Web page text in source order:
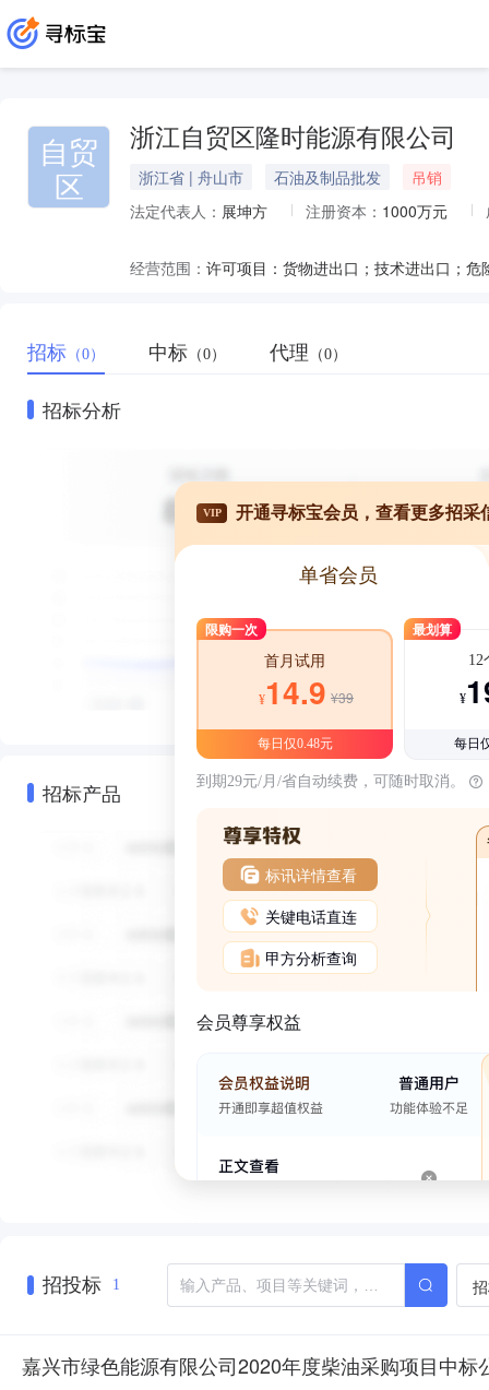
自贸
区
浙江自贸区隆时能源有限公司
浙江省 | 舟山市 石油及制品批发
吊销
法定代表人： 展坤方 注册资本： 1000万元
经营范围：
招标 （0） 中标 （0） 代理 （0）
招标分析
招标产品
VIP 开通寻标宝会员，查看更多招采
单省会员
限购一次
首月试用
¥14.9 ¥39
每日仅0.48元
最划算
12
¥
每日
到期29元/月/省自动续费，可随时取消。
标讯详情查看
关键电话直连
甲方分析查询
会员尊享权益
招投标 1
嘉兴市绿色能源有限公司2020年度柴油采购项目中标